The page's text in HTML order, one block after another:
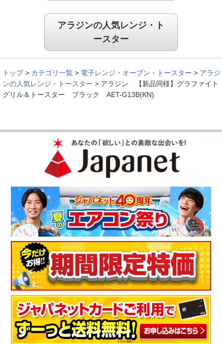
アラジンの人気レンジ・ト
ースター
トップ > カテゴリ一覧 > 電子レンジ・オーブン・トースター > アラジ
ンの人気レンジ・トースター > アラジン 【新品同様】グラファイト
グリル＆トースター ブラック AET-G13B(KN)